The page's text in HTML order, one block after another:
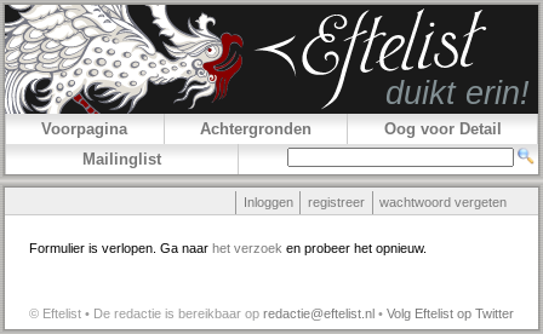
Voorpagina Achtergronden
Oog voor Detail
Mailinglist
Inloggen registreer wachtwoord vergeten
Formulier is verlopen. Ga naar het verzoek en probeer het opnieuw.
© Eftelist • De redactie is bereikbaar op redactie@eftelist.nl • Volg Eftelist op Twitter